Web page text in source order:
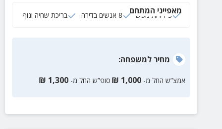
מאפייני המתחם
3 דירות נופש 8 אנשים בדירה בריכת שחיה ונוף
מחירלמשפחה:
אמצ”ש החל מ- 1,000
₪ סופ”ש החל מ- 1,300
₪